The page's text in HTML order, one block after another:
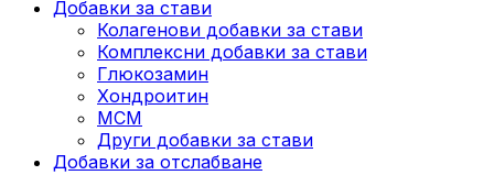
Добавки за стави
Колагенови добавки за стави
Комплексни добавки за стави
Глюкозамин
Хондроитин
МСМ
Други добавки за стави
Добавки за отслабване